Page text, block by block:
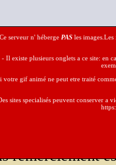
te
le module
texte de façon
votre création.
remerciement
serveur n' héberge PASles images.Les
- Il existe plusieurs onglets a ce site: en
votre gif animé ne peut etre traité
sites specialisés peuvent conserver a